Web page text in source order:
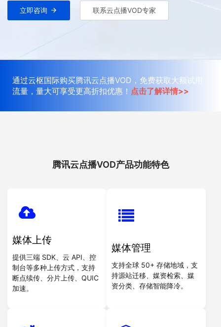
立即咨询 联系云点播VOD专家
通过云枢国际购买腾讯云点播VOD，免费获取大额试用
流量，量大可享受更高折扣优惠！ 点击了解详情>>
腾讯云点播VOD产品功能特色
媒体上传
提供三端 SDK、云 API、控
制台等多种上传方式，支持
断点续传、分片上传、QUIC
加速。
媒体管理
支持全球 50+ 存储地域，支
持源站迁移、媒资检索、媒
资分类、存储智能降冷。